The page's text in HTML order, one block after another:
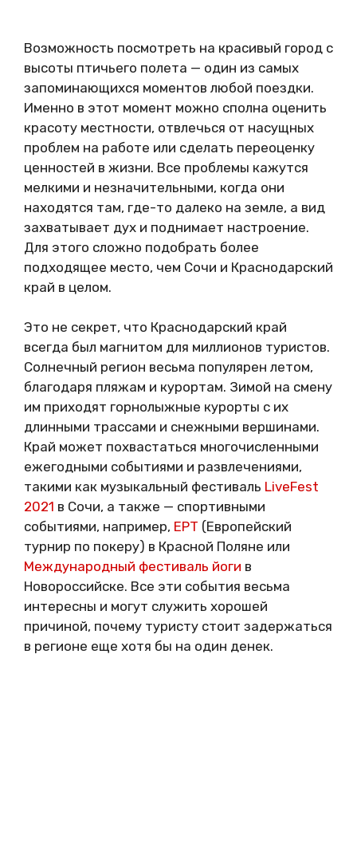
Возможность посмотреть на красивый город с
высоты птичьего полета — один из самых
запоминающихся моментов любой поездки.
Именно в этот момент можно сполна оценить
красоту местности, отвлечься от насущных
проблем на работе или сделать переоценку
ценностей в жизни. Все проблемы кажутся
мелкими и незначительными, когда они
находятся там, где-то далеко на земле, а вид
захватывает дух и поднимает настроение.
Для этого сложно подобрать более
подходящее место, чем Сочи и Краснодарский
край в целом.
Это не секрет, что Краснодарский край
всегда был магнитом для миллионов туристов.
Солнечный регион весьма популярен летом,
благодаря пляжам и курортам. Зимой на смену
им приходят горнолыжные курорты с их
длинными трассами и снежными вершинами.
Край может похвастаться многочисленными
ежегодными событиями и развлечениями,
такими как музыкальный фестиваль LiveFest
2021 в Сочи, а также — спортивными
событиями, например, EPT (Европейский
турнир по покеру) в Красной Поляне или
Международный фестиваль йоги в
Новороссийске. Все эти события весьма
интересны и могут служить хорошей
причиной, почему туристу стоит задержаться
в регионе еще хотя бы на один денек.